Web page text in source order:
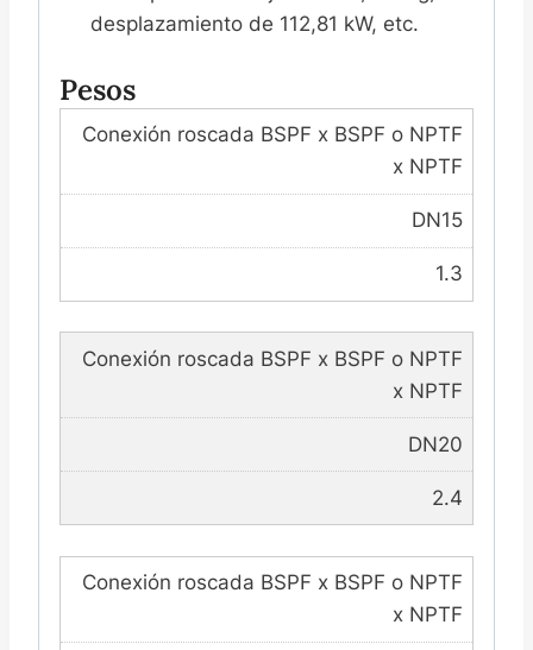
desplazamiento de 112,81 kW, etc.
Pesos
Conexión roscada BSPF x BSPF o NPTF
x NPTF
DN15
1.3
Conexión roscada BSPF x BSPF o NPTF
x NPTF
DN20
2.4
Conexión roscada BSPF x BSPF o NPTF
x NPTF